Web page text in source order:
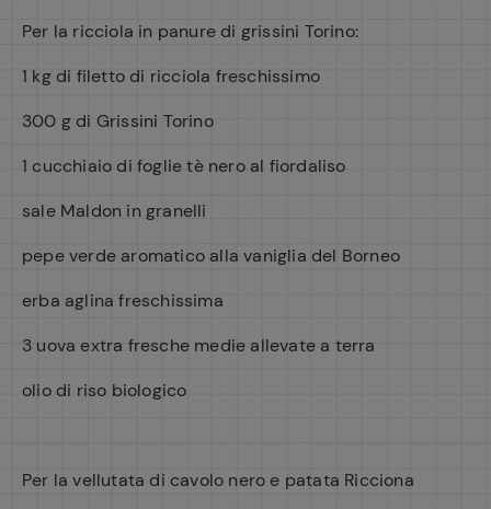
Per la ricciola in panure di grissini Torino:
1 kg di filetto di ricciola freschissimo
300 g di Grissini Torino
1 cucchiaio di foglie tè nero al fiordaliso
sale Maldon in granelli
pepe verde aromatico alla vaniglia del Borneo
erba aglina freschissima
3 uova extra fresche medie allevate a terra
olio di riso biologico
Per la vellutata di cavolo nero e patata Ricciona